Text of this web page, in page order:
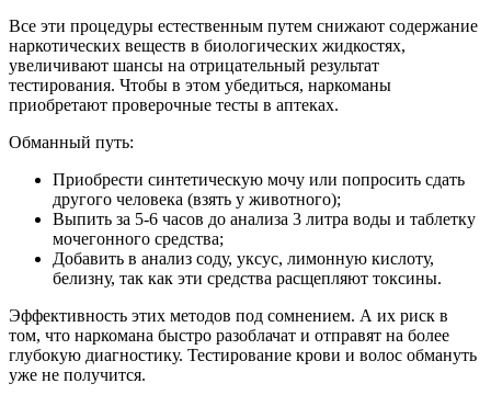
Все эти процедуры естественным путем снижают содержание
наркотических веществ в биологических жидкостях,
увеличивают шансы на отрицательный результат
тестирования. Чтобы в этом убедиться, наркоманы
приобретают проверочные тесты в аптеках.
Обманный путь:
Приобрести синтетическую мочу или попросить сдать
другого человека (взять у животного);
Выпить за 5-6 часов до анализа 3 литра воды и таблетку
мочегонного средства;
Добавить в анализ соду, уксус, лимонную кислоту,
белизну, так как эти средства расщепляют токсины.
Эффективность этих методов под сомнением. А их риск в
том, что наркомана быстро разоблачат и отправят на более
глубокую диагностику. Тестирование крови и волос обмануть
уже не получится.